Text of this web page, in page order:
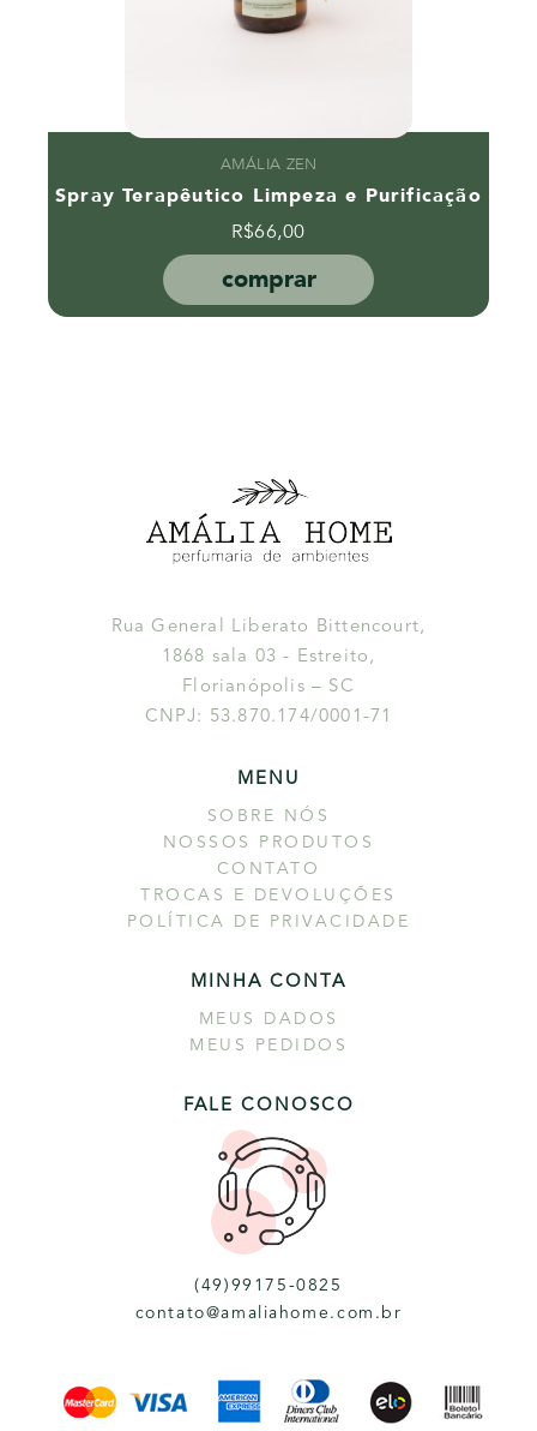
AMÁLIA ZEN
Spray Terapêutico Limpeza e Purificação
R$66,00
comprar
Rua General Liberato Bittencourt,
1868 sala 03 - Estreito,
Florianópolis – SC
CNPJ: 53.870.174/0001-71
MENU
SOBRE NÓS
NOSSOS PRODUTOS
CONTATO
TROCAS E DEVOLUÇÕES
POLÍTICA DE PRIVACIDADE
MINHA CONTA
MEUS DADOS
MEUS PEDIDOS
FALE CONOSCO
(49)99175-0825
contato@amaliahome.com.br